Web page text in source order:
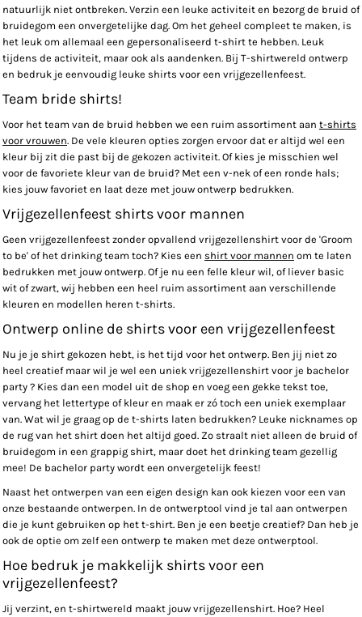
natuurlijk niet ontbreken. Verzin een leuke activiteit en bezorg de bruid of
bruidegom een onvergetelijke dag. Om het geheel compleet te maken, is
het leuk om allemaal een gepersonaliseerd t-shirt te hebben. Leuk
tijdens de activiteit, maar ook als aandenken. Bij T-shirtwereld ontwerp
en bedruk je eenvoudig leuke shirts voor een vrijgezellenfeest.
Team bride shirts!
Voor het team van de bruid hebben we een ruim assortiment aan t-shirts
voor vrouwen. De vele kleuren opties zorgen ervoor dat er altijd wel een
kleur bij zit die past bij de gekozen activiteit. Of kies je misschien wel
voor de favoriete kleur van de bruid? Met een v-nek of een ronde hals;
kies jouw favoriet en laat deze met jouw ontwerp bedrukken.
Vrijgezellenfeest shirts voor mannen
Geen vrijgezellenfeest zonder opvallend vrijgezellenshirt voor de 'Groom
to be' of het drinking team toch? Kies een shirt voor mannen om te laten
bedrukken met jouw ontwerp. Of je nu een felle kleur wil, of liever basic
wit of zwart, wij hebben een heel ruim assortiment aan verschillende
kleuren en modellen heren t-shirts.
Ontwerp online de shirts voor een vrijgezellenfeest
Nu je je shirt gekozen hebt, is het tijd voor het ontwerp. Ben jij niet zo
heel creatief maar wil je wel een uniek vrijgezellenshirt voor je bachelor
party ? Kies dan een model uit de shop en voeg een gekke tekst toe,
vervang het lettertype of kleur en maak er zó toch een uniek exemplaar
van. Wat wil je graag op de t-shirts laten bedrukken? Leuke nicknames op
de rug van het shirt doen het altijd goed. Zo straalt niet alleen de bruid of
bruidegom in een grappig shirt, maar doet het drinking team gezellig
mee! De bachelor party wordt een onvergetelijk feest!
Naast het ontwerpen van een eigen design kan ook kiezen voor een van
onze bestaande ontwerpen. In de ontwerptool vind je tal aan ontwerpen
die je kunt gebruiken op het t-shirt. Ben je een beetje creatief? Dan heb je
ook de optie om zelf een ontwerp te maken met deze ontwerptool.
Hoe bedruk je makkelijk shirts voor een
vrijgezellenfeest?
Jij verzint, en t-shirtwereld maakt jouw vrijgezellenshirt. Hoe? Heel